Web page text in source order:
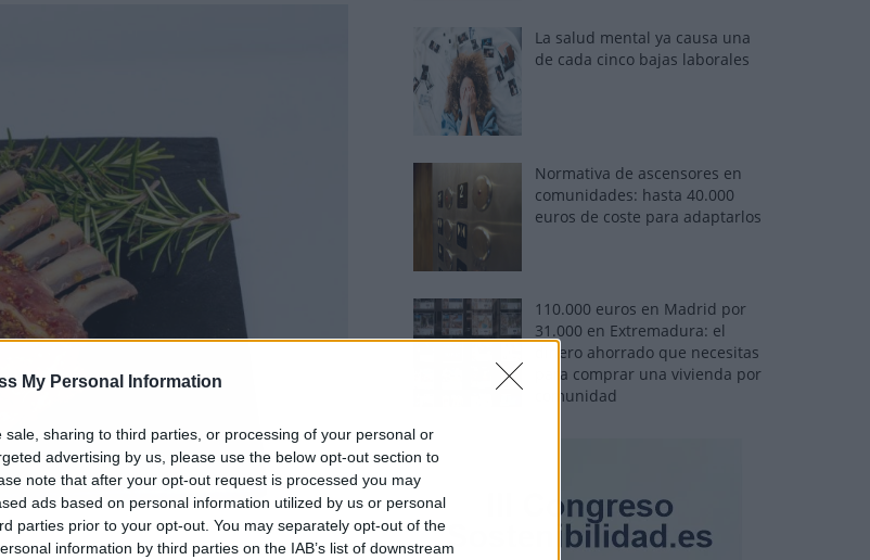
My Personal Information
sale, sharing to third parties, or processing of your personal or
advertising by us, please use the below opt-out section to
note that after your opt-out request is processed you may
ads based on personal information utilized by us or personal
parties prior to your opt-out. You may separately opt-out of the
information by third parties on the IAB’s list of downstream
La salud mental ya causa una
de cada cinco bajas laborales
Normativa de ascensores en
comunidades: hasta 40.000
euros de coste para adaptarlos
110.000 euros en Madrid por
31.000 en Extremadura: el
dinero ahorrado que necesitas
para comprar una vivienda por
comunidad